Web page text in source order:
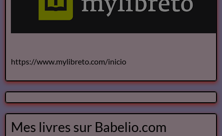
https://www.mylibreto.com/inicio
Mes livres sur Babelio.com